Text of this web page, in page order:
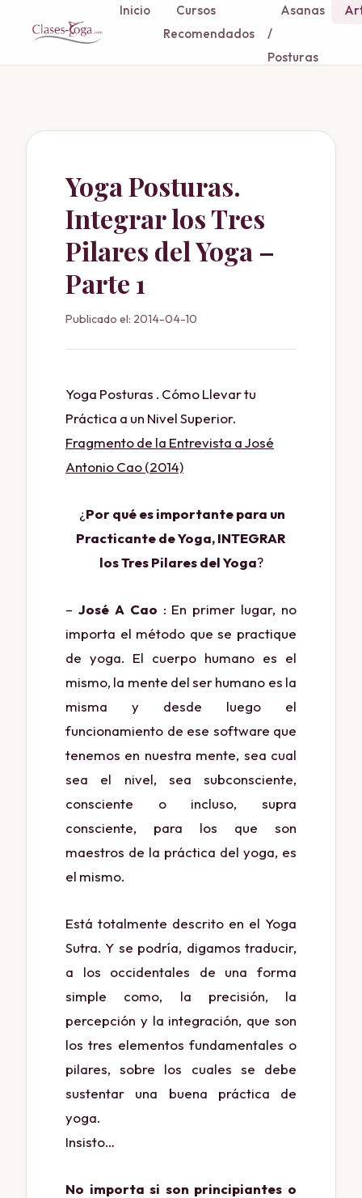
Inicio
Cursos
Recomendados
Asanas
/
Posturas
Yoga Posturas.
Integrar los Tres
Pilares del Yoga –
Parte 1
Publicado el: 2014-04-10
Yoga Posturas . Cómo Llevar tu
Práctica a un Nivel Superior.
Fragmento de la Entrevista a José
Antonio Cao (2014)
¿Por qué es importante para un
Practicante de Yoga, INTEGRAR
los Tres Pilares del Yoga?
– José A Cao : En primer lugar, no
importa el método que se practique
de yoga. El cuerpo humano es el
mismo, la mente del ser humano es la
misma y desde luego el
funcionamiento de ese software que
tenemos en nuestra mente, sea cual
sea el nivel, sea subconsciente,
consciente o incluso, supra
consciente, para los que son
maestros de la práctica del yoga, es
el mismo.
Está totalmente descrito en el Yoga
Sutra. Y se podría, digamos traducir,
a los occidentales de una forma
simple como, la precisión, la
percepción y la integración, que son
los tres elementos fundamentales o
pilares, sobre los cuales se debe
sustentar una buena práctica de
yoga.
Insisto…
No importa si son principiantes o